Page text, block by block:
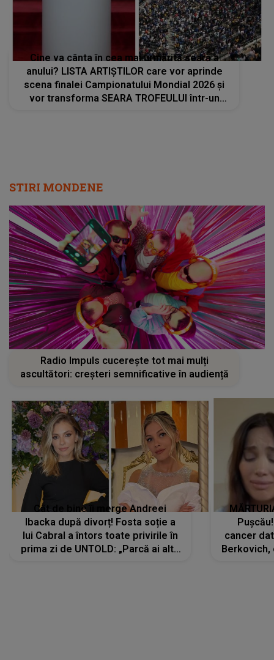
Cine va cânta în cea mai urmărită seară a
anului? LISTA ARTIȘTILOR care vor aprinde
scena finalei Campionatului Mondial 2026 și
vor transforma SEARA TROFEULUI într-un
STIRI MONDENE
Radio Impuls cucerește tot mai mulți
ascultători: creșteri semnificative în audiență
Cât de bine îi merge Andreei
Ibacka după divorț! Fosta soție a
lui Cabral a întors toate privirile în
prima zi de UNTOLD: „Parcă ai altă
cancer
Berkovich,